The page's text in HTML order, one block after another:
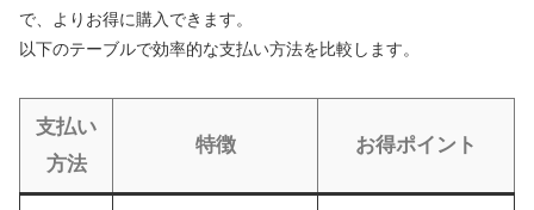
で、よりお得に購入できます。
以下のテーブルで効率的な支払い方法を比較します。
支払い
方法
特徴 お得ポイント